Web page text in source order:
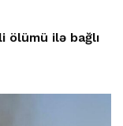
ölümü ilə bağlı